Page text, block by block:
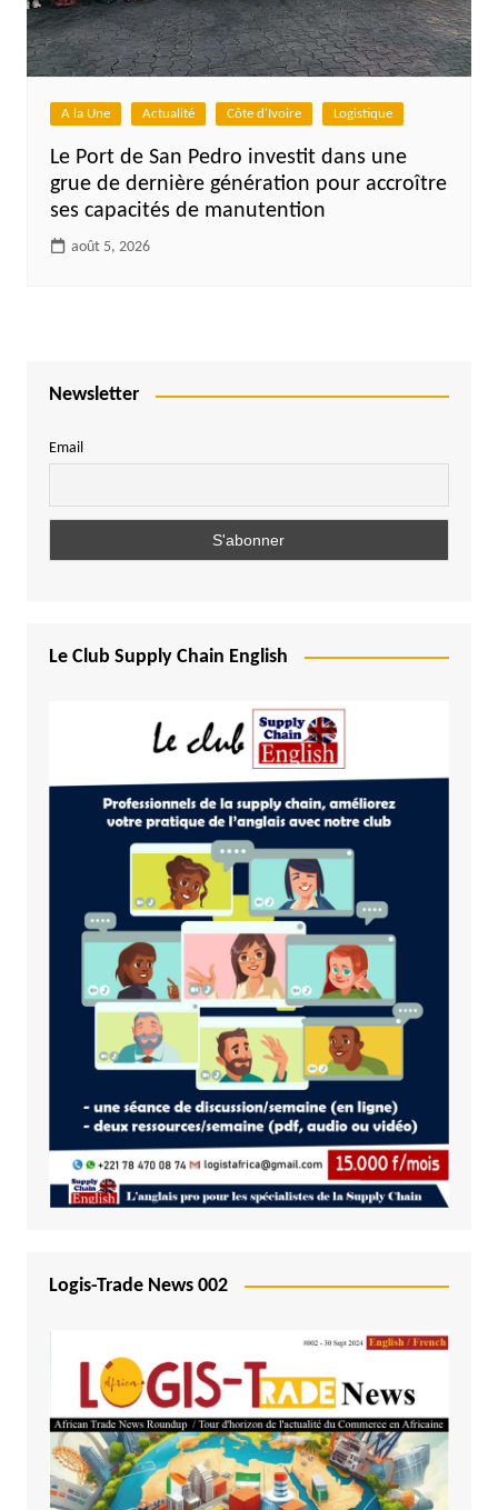
A la Une Actualité Côte d'Ivoire Logistique
Le Port de San Pedro investit dans une
grue de dernière génération pour accroître
ses capacités de manutention
août 5, 2026
Newsletter
Email
Le Club Supply Chain English
Logis-Trade News 002